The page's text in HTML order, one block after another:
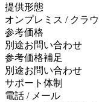
提供形態
オンプレミス / クラ
参考価格
別途お問い合わせ
参考価格補足
別途お問い合わせ
サポート体制
電話 / メール